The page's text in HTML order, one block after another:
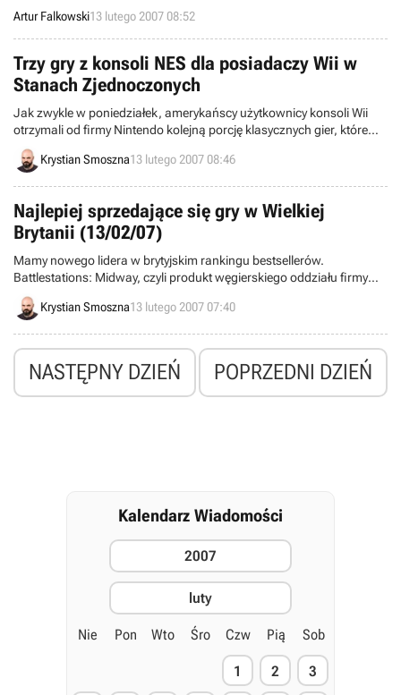
zarzucania kanału komunikacyjnego niezbyt inteligentnymi tekstami.
W najnowszej części przygód Master Chiefa będzie ich można
szybko i łatwo wyciszyć. Wspomniana opcja nie będzie gryzła się z
możliwością blokowania wypowiedzi danego użytkownika z
poziomu dashboarda.
Artur Falkowski13 lutego 2007 08:52
Trzy gry z konsoli NES dla posiadaczy Wii w
Stanach Zjednoczonych
Jak zwykle w poniedziałek, amerykańscy użytkownicy konsoli Wii
otrzymali od firmy Nintendo kolejną porcję klasycznych gier, które
można ściągnąć za pośrednictwem usługi Virtual Console.
Krystian Smoszna13 lutego 2007 08:46
Najlepiej sprzedające się gry w Wielkiej
Brytanii (13/02/07)
Mamy nowego lidera w brytyjskim rankingu bestsellerów.
Battlestations: Midway, czyli produkt węgierskiego oddziału firmy
Eidos Interactive cieszył się tak dużym wzięciem po premierze, że bez
trudu pokonał pod względem sprzedaży pozostałe produkcje
Krystian Smoszna13 lutego 2007 07:40
NASTĘPNY DZIEŃ POPRZEDNI DZIEŃ
Kalendarz Wiadomości
2007
luty
Nie Pon Wto Śro Czw Pią Sob
1 2 3